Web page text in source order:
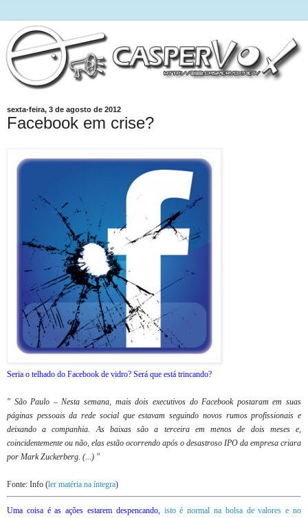
sexta-feira, 3 de agosto de 2012
Facebook em crise?
Seria o telhado do Facebook de vidro? Será que está trincando?
" São Paulo – Nesta semana, mais dois executivos do Facebook postaram em suas
páginas pessoais da rede social que estavam seguindo novos rumos profissionais e
deixando a companhia. As baixas são a terceira em menos de dois meses e,
coincidentemente ou não, elas estão ocorrendo após o desastroso IPO da empresa criara
por Mark Zuckerberg. (...) "
Fonte: Info (ler matéria na íntegra)
Uma coisa é as ações estarem despencando, isto é normal na bolsa de valores e no